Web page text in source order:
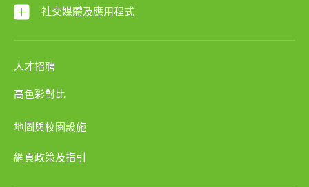
社交媒體及應用程式
人才招聘
高色彩對比
地圖與校園設施
網頁政策及指引